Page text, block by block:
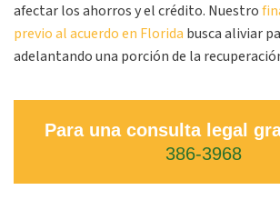
afectar los ahorros y el crédito. Nuestro
previo al acuerdo en Florida busca aliviar
adelantando una porción de la
Para una consulta legal
386-3968